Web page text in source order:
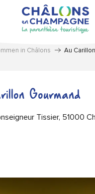
in Châlons Au
Gourmand
Tissier, 51000